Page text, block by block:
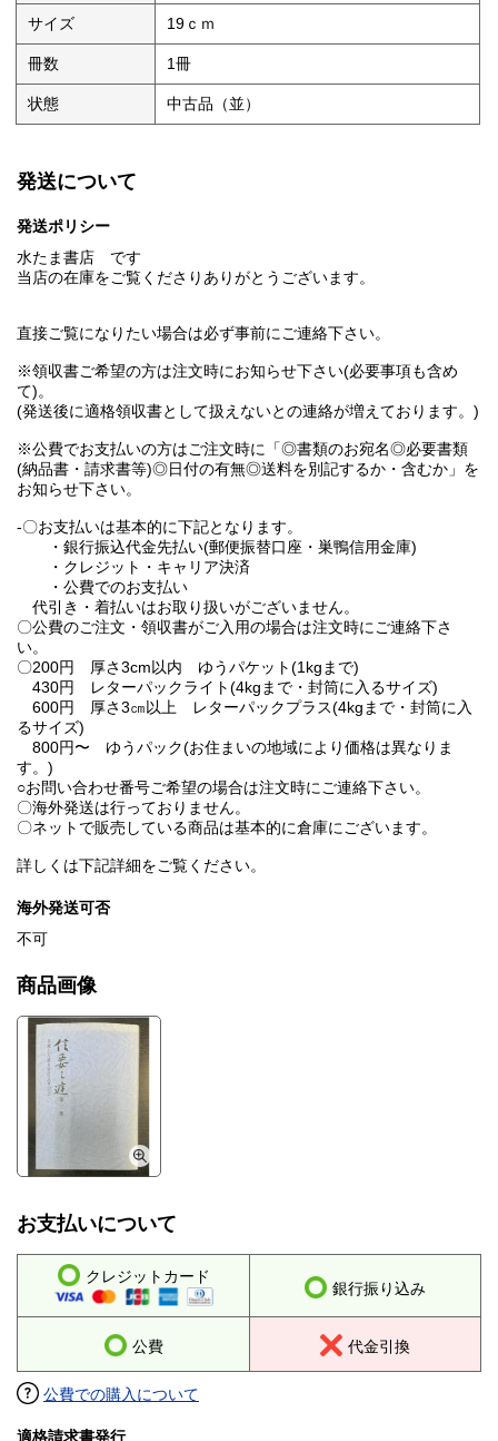
サイズ 19ｃｍ
冊数 1冊
状態 中古品（並）
発送について
発送ポリシー
水たま書店 です
当店の在庫をご覧くださりありがとうございます。
直接ご覧になりたい場合は必ず事前にご連絡下さい。
※領収書ご希望の方は注文時にお知らせ下さい(必要事項も含め
て)。
(発送後に適格領収書として扱えないとの連絡が増えております。)
※公費でお支払いの方はご注文時に「◎書類のお宛名◎必要書類
(納品書・請求書等)◎日付の有無◎送料を別記するか・含むか」を
お知らせ下さい。
-〇お支払いは基本的に下記となります。
・銀行振込代金先払い(郵便振替口座・巣鴨信用金庫)
・クレジット・キャリア決済
・公費でのお支払い
代引き・着払いはお取り扱いがございません。
〇公費のご注文・領収書がご入用の場合は注文時にご連絡下さ
い。
〇200円 厚さ3cm以内 ゆうパケット(1kgまで)
430円 レターパックライト(4kgまで・封筒に入るサイズ)
600円 厚さ3㎝以上 レターパックプラス(4kgまで・封筒に入
るサイズ)
800円〜 ゆうパック(お住まいの地域により価格は異なりま
す。)
○お問い合わせ番号ご希望の場合は注文時にご連絡下さい。
〇海外発送は行っておりません。
〇ネットで販売している商品は基本的に倉庫にございます。
詳しくは下記詳細をご覧ください。
海外発送可否
不可
商品画像
お支払いについて
クレジットカード
銀行振り込み
公費 代金引換
公費での購入について
適格請求書発行